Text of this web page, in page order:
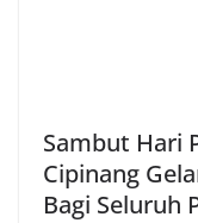
Sambut Hari
Cipinang
Bagi Seluruh